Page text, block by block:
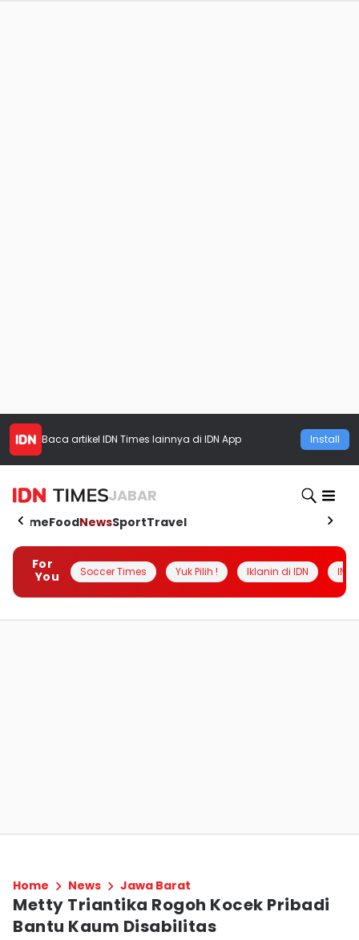
Baca artikel IDN Times lainnya di IDN App Install
JABAR
HomeFoodNewsSportTravel
For
You
Soccer Times Yuk Pilih ! Iklanin di IDN
Home News Jawa Barat
Metty Triantika Rogoh Kocek Pribadi
Bantu Kaum Disabilitas